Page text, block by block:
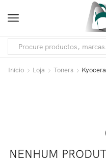
Início Loja Toners Kyocera
NENHUM